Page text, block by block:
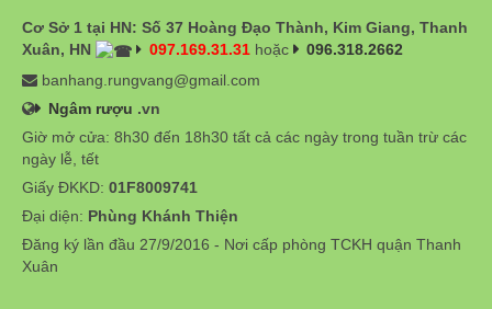
Cơ Sở 1 tại HN: Số 37 Hoàng Đạo Thành, Kim Giang, Thanh
Xuân, HN
097.169.31.31 hoặc
096.318.2662
banhang.rungvang@gmail.com
Ngâm rượu .vn
Giờ mở cửa: 8h30 đến 18h30 tất cả các ngày trong tuần trừ các
ngày lễ, tết
Giấy ĐKKD: 01F8009741
Đại diện: Phùng Khánh Thiện
Đăng ký lần đầu 27/9/2016 - Nơi cấp phòng TCKH quận Thanh
Xuân